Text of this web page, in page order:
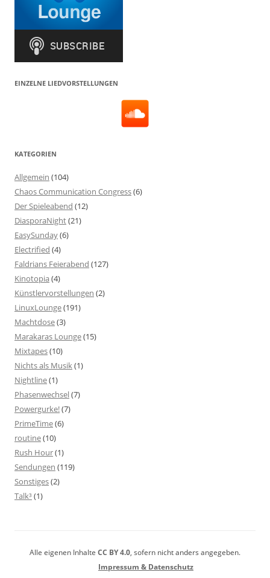
EINZELNE LIEDVORSTELLUNGEN
KATEGORIEN
Allgemein (104)
Chaos Communication Congress(6)
Der Spieleabend (12)
DiasporaNight(21)
EasySunday(6)
Electrified (4)
Faldrians Feierabend (127)
Kinotopia(4)
Künstlervorstellungen (2)
LinuxLounge(191)
Machtdose(3)
Marakaras Lounge(15)
Mixtapes(10)
Nichts als Musik(1)
Nightline(1)
Phasenwechsel(7)
Powergurke!(7)
PrimeTime(6)
routine(10)
Rush Hour(1)
Sendungen (119)
Sonstiges(2)
Talk³ (1)
Alle eigenen Inhalte CC BY 4.0, sofern nicht anders angegeben.
Impressum & Datenschutz